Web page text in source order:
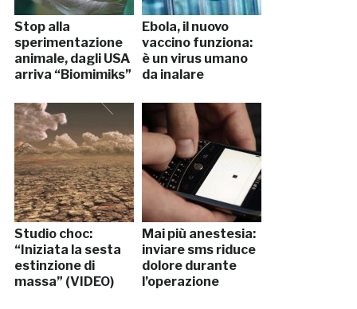
Stop alla
sperimentazione
animale, dagli USA
arriva “Biomimiks”
Ebola, il nuovo
vaccino funziona:
è un virus umano
da inalare
Studio choc:
“Iniziata la sesta
estinzione di
massa” (VIDEO)
Mai più anestesia:
inviare sms riduce
dolore durante
l’operazione